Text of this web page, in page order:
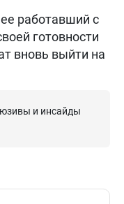
работавший с
готовности
вновь выйти на
и инсайды